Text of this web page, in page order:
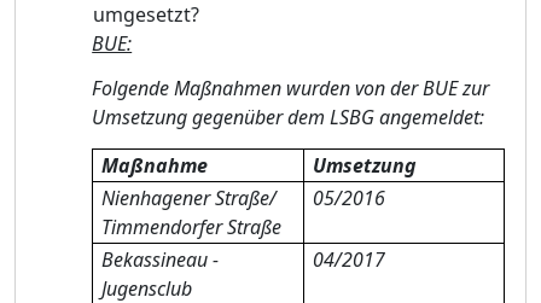
umgesetzt?
BUE:
Folgende Maßnahmen wurden von der BUE zur
Umsetzung gegenüber dem LSBG angemeldet:
Maßnahme
Umsetzung
Nienhagener Straße/
Timmendorfer Straße
05/2016
Bekassineau -
Jugensclub
04/2017